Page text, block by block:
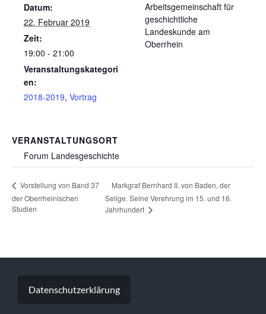
Datum:
22. Februar 2019
Zeit:
19:00 - 21:00
Veranstaltungskategori
en:
2018-2019, Vortrag
VERANSTALTUNGSORT
Forum Landesgeschichte
Arbeitsgemeinschaft für
geschichtliche
Landeskunde am
Oberrhein
Vorstellung von Band 37
der Oberrheinischen
Studien
Markgraf Bernhard II. von Baden, der
Selige. Seine Verehrung im 15. und 16.
Jahrhundert
Datenschutzerklärung